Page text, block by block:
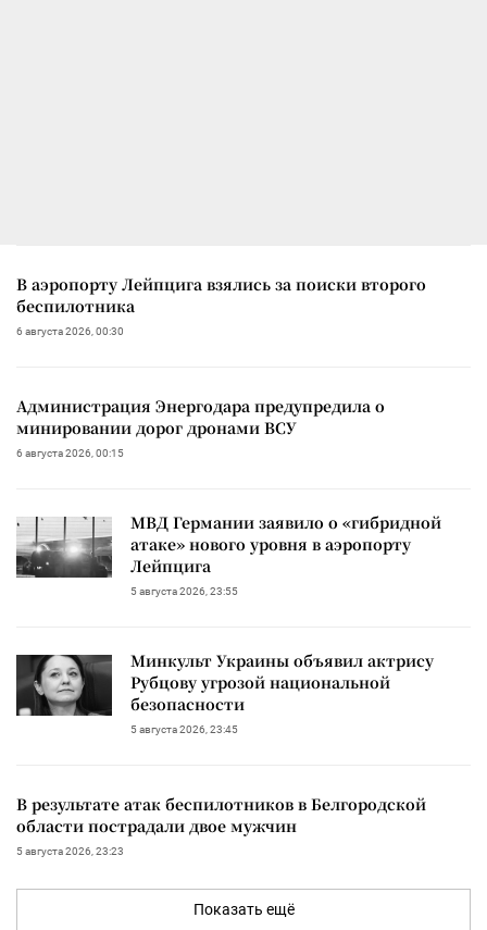
В аэропорту Лейпцига взялись за поиски второго
беспилотника
6 августа 2026, 00:30
Администрация Энергодара предупредила о
минировании дорог дронами ВСУ
6 августа 2026, 00:15
МВД Германии заявило о «гибридной
атаке» нового уровня в аэропорту
Лейпцига
5 августа 2026, 23:55
Минкульт Украины объявил актрису
Рубцову угрозой национальной
безопасности
5 августа 2026, 23:45
В результате атак беспилотников в Белгородской
области пострадали двое мужчин
5 августа 2026, 23:23
Показать ещё